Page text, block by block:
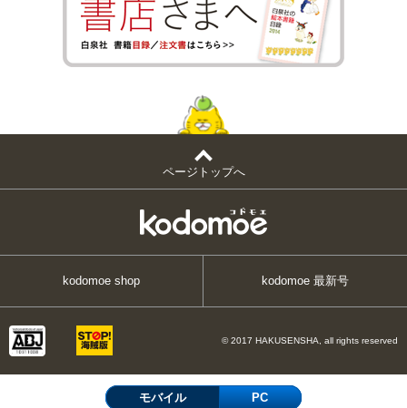
ページトップへ
kodomoe shop kodomoe 最新号
© 2017 HAKUSENSHA, all rights reserved
モバイル PC